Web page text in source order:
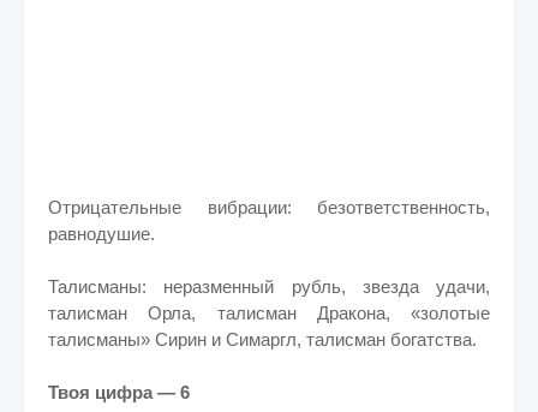
Отрицательные вибрации: безответственность,
равнодушие.
Талисманы: неразменный рубль, звезда удачи,
талисман Орла, талисман Дракона, «золотые
талисманы» Сирин и Симаргл, талисман богатства.
Твоя цифра — 6